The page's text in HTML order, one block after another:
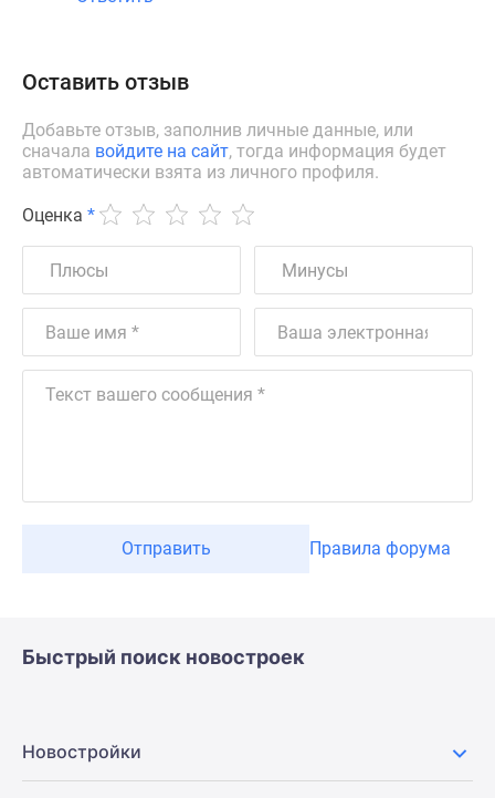
Оставить отзыв
Добавьте отзыв, заполнив личные данные, или
сначала войдите на сайт, тогда информация будет
автоматически взята из личного профиля.
Оценка *
Отправить Правила форума
Быстрый поиск новостроек
Новостройки